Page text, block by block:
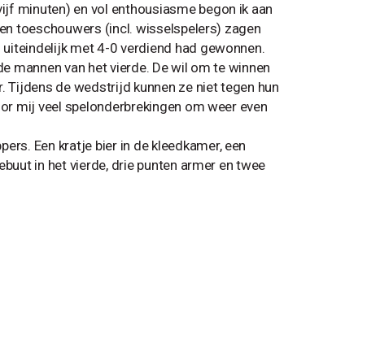
minuten) en vol enthousiasme begon ik aan
toeschouwers (incl. wisselspelers) zagen
met 4-0 verdiend had gewonnen.
mannen van het vierde. De wil om te winnen
Tijdens de wedstrijd kunnen ze niet tegen hun
mij veel spelonderbrekingen om weer even
Een kratje bier in de kleedkamer, een
in het vierde, drie punten armer en twee